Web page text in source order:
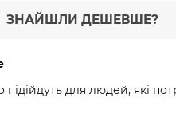
ЗНАЙШЛИ ДЕШЕВШЕ?
для людей, які